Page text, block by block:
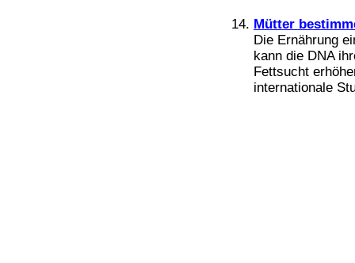
Mütter
Die Ernährung
kann die DNA
Fettsucht
internationale